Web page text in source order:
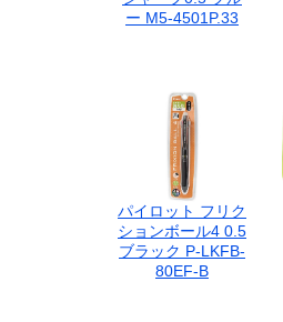
ー M5-4501P.33
パイロット フリク
ションボール4 0.5
ブラック P-LKFB-
80EF-B